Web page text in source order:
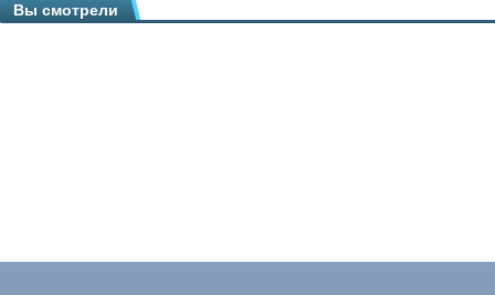
Вы смотрели